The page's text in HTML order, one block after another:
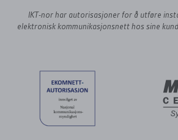
IKT-nor har autorisasjoner for å utføre
elektronisk kommunikasjonsnett hos sine